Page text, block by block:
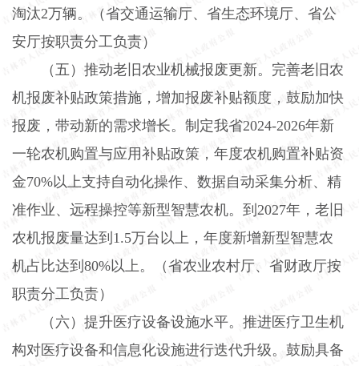
淘汰2万辆。（省交通运输厅、省生态环境厅、省公
安厅按职责分工负责）
（五）推动老旧农业机械报废更新。 完善老旧农
机报废补贴政策措施，增加报废补贴额度，鼓励加快
报废，带动新的需求增长。制定我省2024-2026年新
一轮农机购置与应用补贴政策，年度农机购置补贴资
金70%以上支持自动化操作、数据自动采集分析、精
准作业、远程操控等新型智慧农机。到 2027年，老旧
农机报废量达到 1.5万台以上，年度新增新型智慧农
机占比达到 80%以上。（省农业农村厅、省财政厅按
职责分工负责）
（六）提升医疗设备设施水平。 推进医疗卫生机
构对医疗设备和信息化设施进行迭代升级。鼓励具备